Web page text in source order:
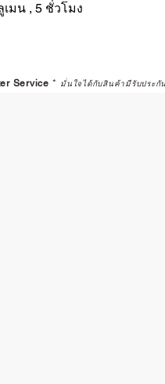
เมน , 5 ชั่วโมง
Service * มั่นใจได้กับสินค้ามีรับประกั